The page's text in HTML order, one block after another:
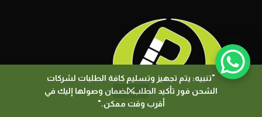
"تنبيه: يتم تجهيز وتسليم كافة الطلبات لشركات
الشحن فور تأكيد الطلب، لضمان وصولها إليك في
أقرب وقت ممكن."